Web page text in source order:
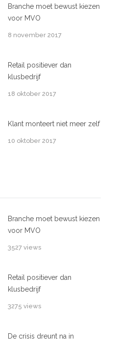
Branche moet bewust kiezen
voor MVO
8 november 2017
Retail positiever dan
klusbedrijf
18 oktober 2017
Klant monteert niet meer zelf
10 oktober 2017
Branche moet bewust kiezen
voor MVO
3527 views
Retail positiever dan
klusbedrijf
3275 views
De crisis dreunt na in